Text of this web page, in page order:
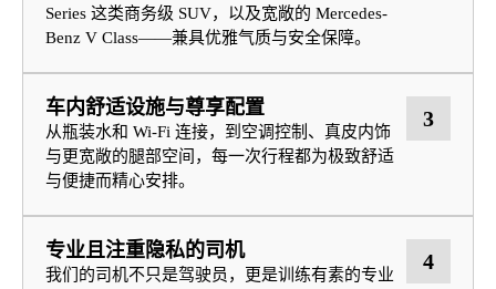
Series 这类商务级 SUV，以及宽敞的 Mercedes-
Benz V Class——兼具优雅气质与安全保障。
车内舒适设施与尊享配置
从瓶装水和 Wi‑Fi 连接，到空调控制、真皮内饰
与更宽敞的腿部空间，每一次行程都为极致舒适
与便捷而精心安排。
3
专业且注重隐私的司机
我们的司机不只是驾驶员，更是训练有素的专业
4